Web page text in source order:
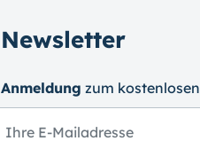
Newsletter
Anmeldung zum kosten­losen